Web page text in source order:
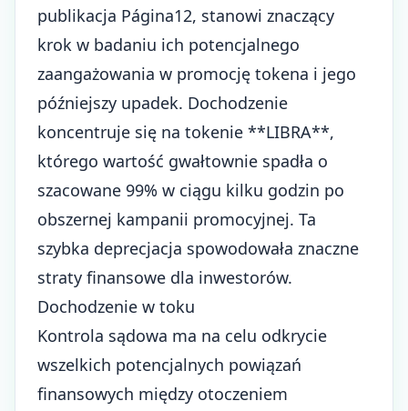
publikacja Página12, stanowi znaczący
krok w badaniu ich potencjalnego
zaangażowania w promocję tokena i jego
późniejszy upadek. Dochodzenie
koncentruje się na tokenie **LIBRA**,
którego wartość gwałtownie spadła o
szacowane 99% w ciągu kilku godzin po
obszernej kampanii promocyjnej. Ta
szybka deprecjacja spowodowała znaczne
straty finansowe dla inwestorów.
Dochodzenie w toku
Kontrola sądowa ma na celu odkrycie
wszelkich potencjalnych powiązań
finansowych między otoczeniem